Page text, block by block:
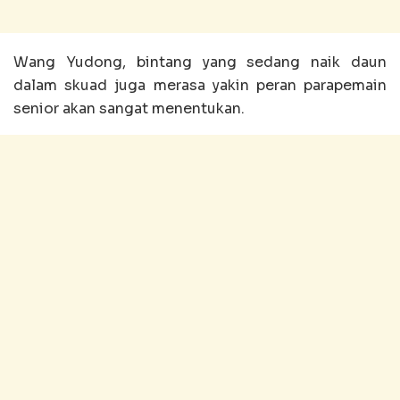
Wang Yudong, bintang yang sedang naik daun
dalam skuad juga merasa yakin peran parapemain
senior akan sangat menentukan.